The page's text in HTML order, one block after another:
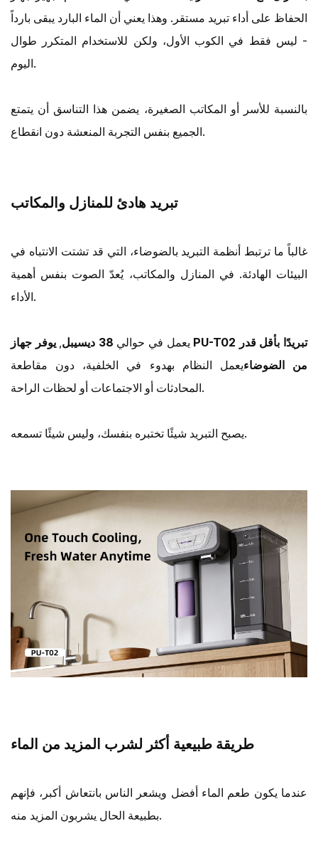
الحفاظ على أداء تبريد مستقر. وهذا يعني أن الماء البارد يبقى بارداً
- ليس فقط في الكوب الأول، ولكن للاستخدام المتكرر طوال
اليوم.
بالنسبة للأسر أو المكاتب الصغيرة، يضمن هذا التناسق أن يتمتع
الجميع بنفس التجربة المنعشة دون انقطاع.
تبريد هادئ للمنازل والمكاتب
غالباً ما ترتبط أنظمة التبريد بالضوضاء، التي قد تشتت الانتباه في
البيئات الهادئة. في المنازل والمكاتب، يُعدّ الصوت بنفس أهمية
الأداء.
يعمل في حوالي 38 ديسيبل ,يوفر جهاز PU-T02 تبريدًا بأقل قدر
من الضوضاءيعمل النظام بهدوء في الخلفية، دون مقاطعة
المحادثات أو الاجتماعات أو لحظات الراحة.
يصبح التبريد شيئًا تختبره بنفسك، وليس شيئًا تسمعه.
طريقة طبيعية أكثر لشرب المزيد من الماء
عندما يكون طعم الماء أفضل ويشعر الناس بانتعاش أكبر، فإنهم
بطبيعة الحال يشربون المزيد منه.